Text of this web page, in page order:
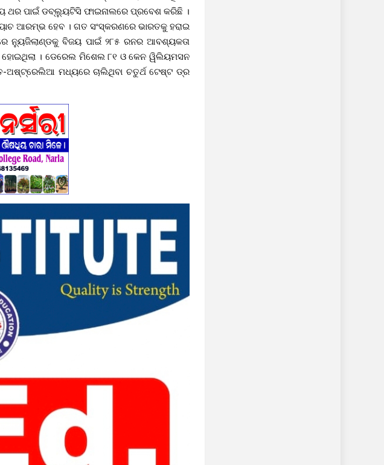
ଥର ପାଇଁ ଡବ୍ଲ୍ୟୁଟିସି ଫାଇନାଲରେ ପ୍ରବେଶ କରିଛି ।
ଆରମ୍ଭ ହେବ । ଗତ ସଂସ୍କରଣରେ ଭାରତକୁ ହରାଇ
ନ୍ୟୁଜିଲାଣ୍ଡକୁ ବିଜୟ ପାଇଁ ୨୮୫ ରନର ଆବଶ୍ୟକତା
ହୋଇଥିଲା । ଡେରେଲ ମିଶେଲ ୮୧ ଓ କେନ ୱିଲିୟମସନ
ଅଷ୍ଟ୍ରେଲିଆ ମଧ୍ୟରେ ଚାଲିଥିବା ଚତୁର୍ଥ ଟେଷ୍ଟ ଡ୍ର